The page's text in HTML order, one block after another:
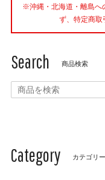
※沖縄・北海道・離島へ
ず、特定商取
Search 商品検索
Category カテゴリー